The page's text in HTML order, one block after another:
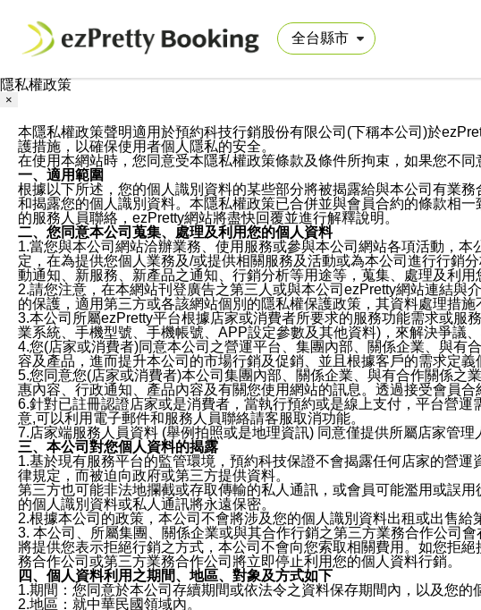
隱私權政策
×
本隱私權政策聲明適用於預約科技行銷股份有限公司(下稱本公司)於
護措施，以確保使用者個人隱私的安全。
在使用本網站時，您同意受本隱私權政策條款及條件所拘束，如果您不同
一、適用範圍
根據以下所述，您的個人識別資料的某些部分將被揭露給與本公司有業
和揭露您的個人識別資料。本隱私權政策已合併並與會員合約的條款相
的服務人員聯絡，ezPretty網站將盡快回覆並進行解釋說明。
二、您同意本公司蒐集、處理及利用您的個人資料
1.當您與本公司網站洽辦業務、使用服務或參與本公司網站各項活動，
定，在為提供您個人業務及/或提供相關服務及活動或為本公司進行行銷
動通知、新服務、新產品之通知、行銷分析等用途等，蒐集、處理及利用
2.請您注意，在本網站刊登廣告之第三人或與本公司ezPretty網站連結
的保護，適用第三方或各該網站個別的隱私權保護政策，其資料處理措
3.本公司所屬ezPretty平台根據店家或消費者所要求的服務功能需求或
業系統、手機型號、手機帳號、APP設定參數及其他資料)，來解決爭議
4.您(店家或消費者)同意本公司之營運平台、集團內部、關係企業、與
容及產品，進而提升本公司的市場行銷及促銷、並且根據客戶的需求定
5.您同意您(店家或消費者)本公司集團內部、關係企業、與有合作關係
惠內容、行政通知、產品內容及有關您使用網站的訊息。透過接受會員
6.針對已註冊認證店家或是消費者，當執行預約或是線上支付，平台營
意,可以利用電子郵件和服務人員聯絡請客服取消功能。
7.店家端服務人員資料 (舉例拍照或是地理資訊) 同意僅提供所屬店家管
三、本公司對您個人資料的揭露
1.基於現有服務平台的監管環境，預約科技保證不會揭露任何店家的營
律規定，而被迫向政府或第三方提供資料。
第三方也可能非法地攔截或存取傳輸的私人通訊，或會員可能濫用或誤
的個人識別資料或私人通訊將永遠保密。
2.根據本公司的政策，本公司不會將涉及您的個人識別資料出租或出售給
3. 本公司、所屬集團、關係企業或與其合作行銷之第三方業務合作公司
將提供您表示拒絕行銷之方式，本公司不會向您索取相關費用。如您拒
務合作公司或第三方業務合作公司將立即停止利用您的個人資料行銷。
四、個人資料利用之期間、地區、對象及方式如下
1.期間：您同意於本公司存續期間或依法令之資料保存期間內，以及您
2.地區：就中華民國領域內。